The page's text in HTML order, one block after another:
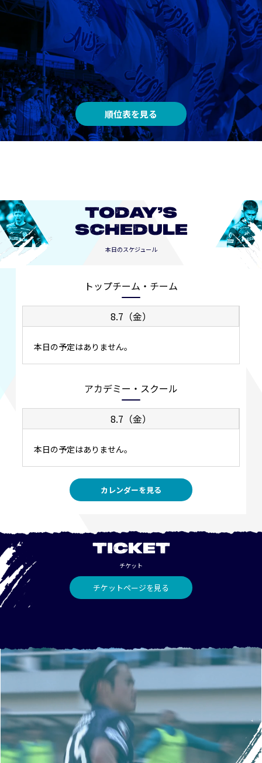
順位表を見る
TODAY’S
SCHEDULE
本日のスケジュール
トップチーム・チーム
8.7（金）
本日の予定はありません。
アカデミー・スクール
8.7（金）
本日の予定はありません。
カレンダーを見る
TICKET
チケット
チケットページを見る